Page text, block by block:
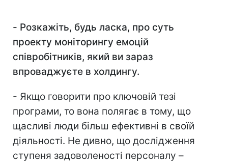
- Розкажіть, будь ласка, про суть
проекту моніторингу емоцій
співробітників, який ви зараз
впроваджуєте в холдингу.
- Якщо говорити про ключовій тезі
програми, то вона полягає в тому, що
щасливі люди більш ефективні в своїй
діяльності. Не дивно, що дослідження
ступеня задоволеності персоналу –